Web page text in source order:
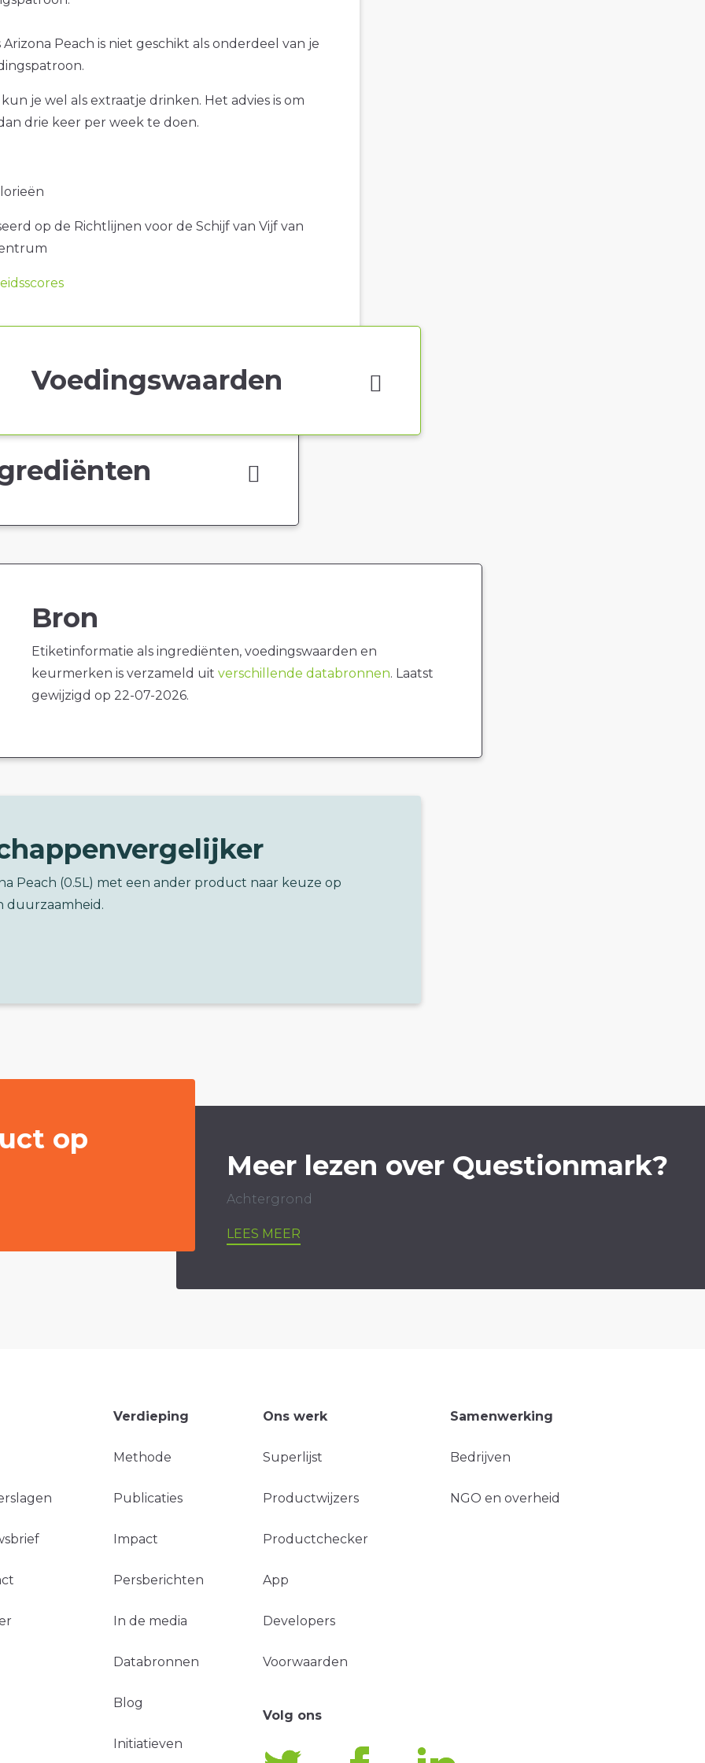
Arizona Peach is niet geschikt als onderdeel van je
je wel als extraatje drinken. Het advies is om
drie keer per week te doen.
op de Richtlijnen voor de Schijf van Vijf van
Voedingswaarden
Bron
Etiketinformatie als ingrediënten, voedingswaarden en
keurmerken is verzameld uit verschillende databronnen. Laatst
gewijzigd op 22-07-2026.
Peach (0.5L) met een ander product naar keuze op
duurzaamheid.
op
Meer lezen over Questionmark?
Achtergrond
LEES MEER
Verdieping
Methode
Publicaties
Impact
Persberichten
In de media
Databronnen
Blog
Initiatieven
Ons werk
Superlijst
Productwijzers
Productchecker
App
Developers
Voorwaarden
Samenwerking
Bedrijven
NGO en overheid
Volg ons